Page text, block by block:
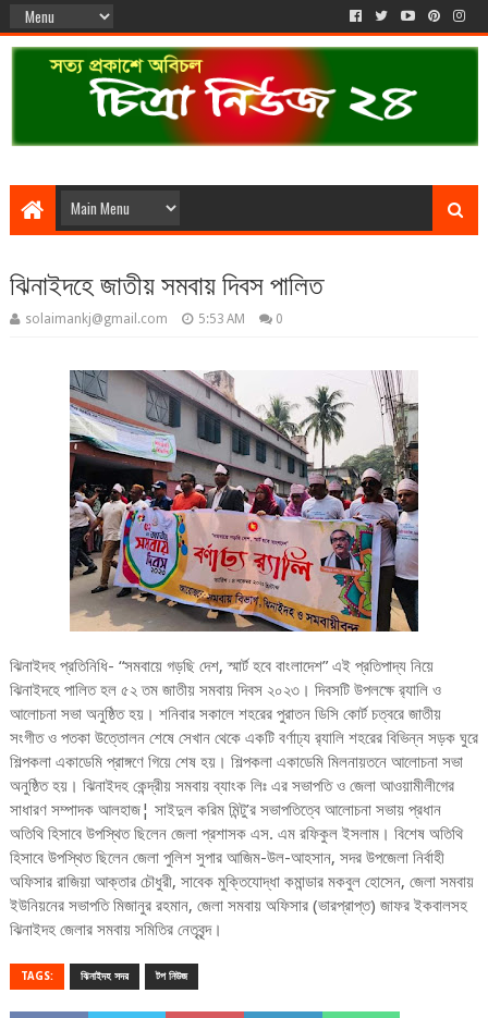
ঝিনাইদহে জাতীয় সমবায় দিবস পালিত
solaimankj@gmail.com 5:53 AM 0
ঝিনাইদহ প্রতিনিধি- “সমবায়ে গড়ছি দেশ, স্মার্ট হবে বাংলাদেশ” এই প্রতিপাদ্য নিয়ে
ঝিনাইদহে পালিত হল ৫২ তম জাতীয় সমবায় দিবস ২০২৩। দিবসটি উপলক্ষে র‌্যালি ও
আলোচনা সভা অনুষ্ঠিত হয়। শনিবার সকালে শহরের পুরাতন ডিসি কোর্ট চত্বরে জাতীয়
সংগীত ও পতকা উত্তোলন শেষে সেখান থেকে একটি বর্ণাঢ্য র‌্যালি শহরের বিভিন্ন সড়ক ঘুরে
শিল্পকলা একাডেমি প্রাঙ্গণে গিয়ে শেষ হয়। শিল্পকলা একাডেমি মিলনায়তনে আলোচনা সভা
অনুষ্ঠিত হয়। ঝিনাইদহ কেন্দ্রীয় সমবায় ব্যাংক লিঃ এর সভাপতি ও জেলা আওয়ামীলীগের
সাধারণ সম্পাদক আলহাজ¦ সাইদুল করিম মিন্টু’র সভাপতিত্বে আলোচনা সভায় প্রধান
অতিথি হিসাবে উপস্থিত ছিলেন জেলা প্রশাসক এস. এম রফিকুল ইসলাম। বিশেষ অতিথি
হিসাবে উপস্থিত ছিলেন জেলা পুলিশ সুপার আজিম-উল-আহসান, সদর উপজেলা নির্বাহী
অফিসার রাজিয়া আক্তার চৌধুরী, সাবেক মুক্তিযোদ্ধা কমান্ডার মকবুল হোসেন, জেলা সমবায়
ইউনিয়নের সভাপতি মিজানুর রহমান, জেলা সমবায় অফিসার (ভারপ্রাপ্ত) জাফর ইকবালসহ
ঝিনাইদহ জেলার সমবায় সমিতির নেতৃবৃন্দ।
TAGS: ঝিনাইদহ সদর টপ নিউজ